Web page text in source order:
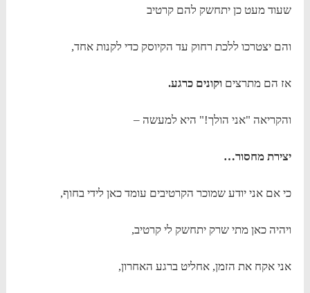
שעוד מעט כן יתחשק להם קרטיב
והם יצטרכו ללכת רחוק עד הקיוסק כדי לקנות אחד,
אז הם מתרצים וקונים כרגע.
והקריאה "אני הולך!" היא למעשה –
יצירת מחסור…
כי אם אני יודע שמוכר הקרטיבים עומד כאן לידי בחוף,
ויהיה כאן מתי שרק יתחשק לי קרטיב,
אני אקח את הזמן, אחליט ברגע האחרון,